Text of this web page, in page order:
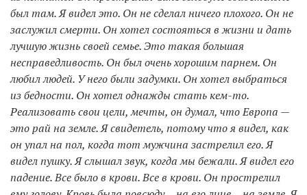
был там. Я видел это. Он не сделал ничего плохого. Он не
заслужил смерти. Он хотел состояться в жизни и дать
лучшую жизнь своей семье. Это такая большая
несправедливость. Он был очень хорошим парнем. Он
любил людей. У него были задумки. Он хотел выбраться
из бедности. Он хотел однажды стать кем-то.
Реализовать свои цели, мечты, он думал, что Европа —
это рай на земле. Я свидетель, потому что я видел, как
он упал на пол, когда тот мужчина застрелил его. Я
видел пушку. Я слышал звук, когда мы бежали. Я видел его
падение. Все было в крови. Все в крови. Он прострелил